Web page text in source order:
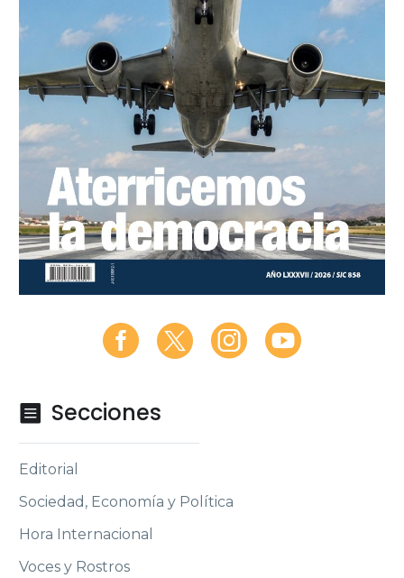
 Secciones
Editorial
Sociedad, Economía y Política
Hora Internacional
Voces y Rostros